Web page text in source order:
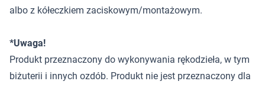
albo z kółeczkiem zaciskowym/montażowym.
*Uwaga!
Produkt przeznaczony do wykonywania rękodzieła, w tym
biżuterii i innych ozdób. Produkt nie jest przeznaczony dla